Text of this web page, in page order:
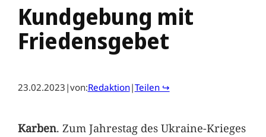
Kundgebung mit
Friedensgebet
23.02.2023 |von:Redaktion|Teilen ↪
Karben. Zum Jahrestag des Ukraine-Krieges